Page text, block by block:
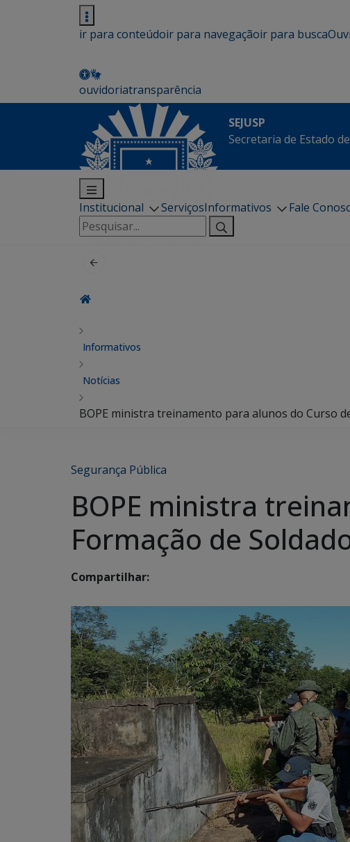
ir para conteúdoir para navegaçãoir para busca
ouvidoriatransparência
SEJUSP
Secretaria de Estado
Institucional ServiçosInformativos
Fale
Pesquisar
por:
Informativos
Notícias
BOPE ministra treinamento para alunos do Curso
Segurança Pública
BOPE ministra
Formação de
Compartilhar: